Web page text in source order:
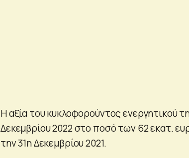
Η αξία του κυκλοφορούντος ενεργητικού
Δεκεμβρίου 2022 στο ποσό των 62 εκατ.
την 31η Δεκεμβρίου 2021.